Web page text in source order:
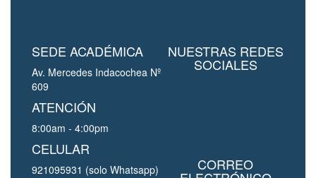
SEDE ACADÉMICA
Av. Mercedes Indacochea Nº
609
ATENCIÓN
8:00am - 4:00pm
CELULAR
921095931 (solo Whatsapp)
NUESTRAS REDES
SOCIALES
CORREO